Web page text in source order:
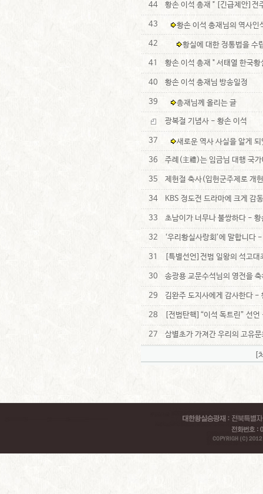
44 황손 이석 총재 " [긴급제안]전
43 황손 이석 총재님의 역사인
42 황실에 대한 정통법을 수
41 황손 이석 총재 " 서태열 한국
40 황손 이석 총재님 방송일정
39 총재님께 올리는 글
광복절 기념사 - 황손 이석
37 새로운 역사 사실을 알게
36 주례(主禮)는 임금님 대행 국
35 제헌절 축사(입헌군주제로 개
34 KBS 정도전 드라마에 크게 감
33 초남이가 너무나 불쌍하다 - 황
32 ‘우리황실사랑회’에 말합니다
31 [특별선언]전범 일왕의 석고
30 송광용 교문수석님의 영전을
29 김완주 도지사에게 감사한다 -
28 [전범탄핵]“이석 독트린” 선
27 삼별초가 가져간 우리의 고유
[